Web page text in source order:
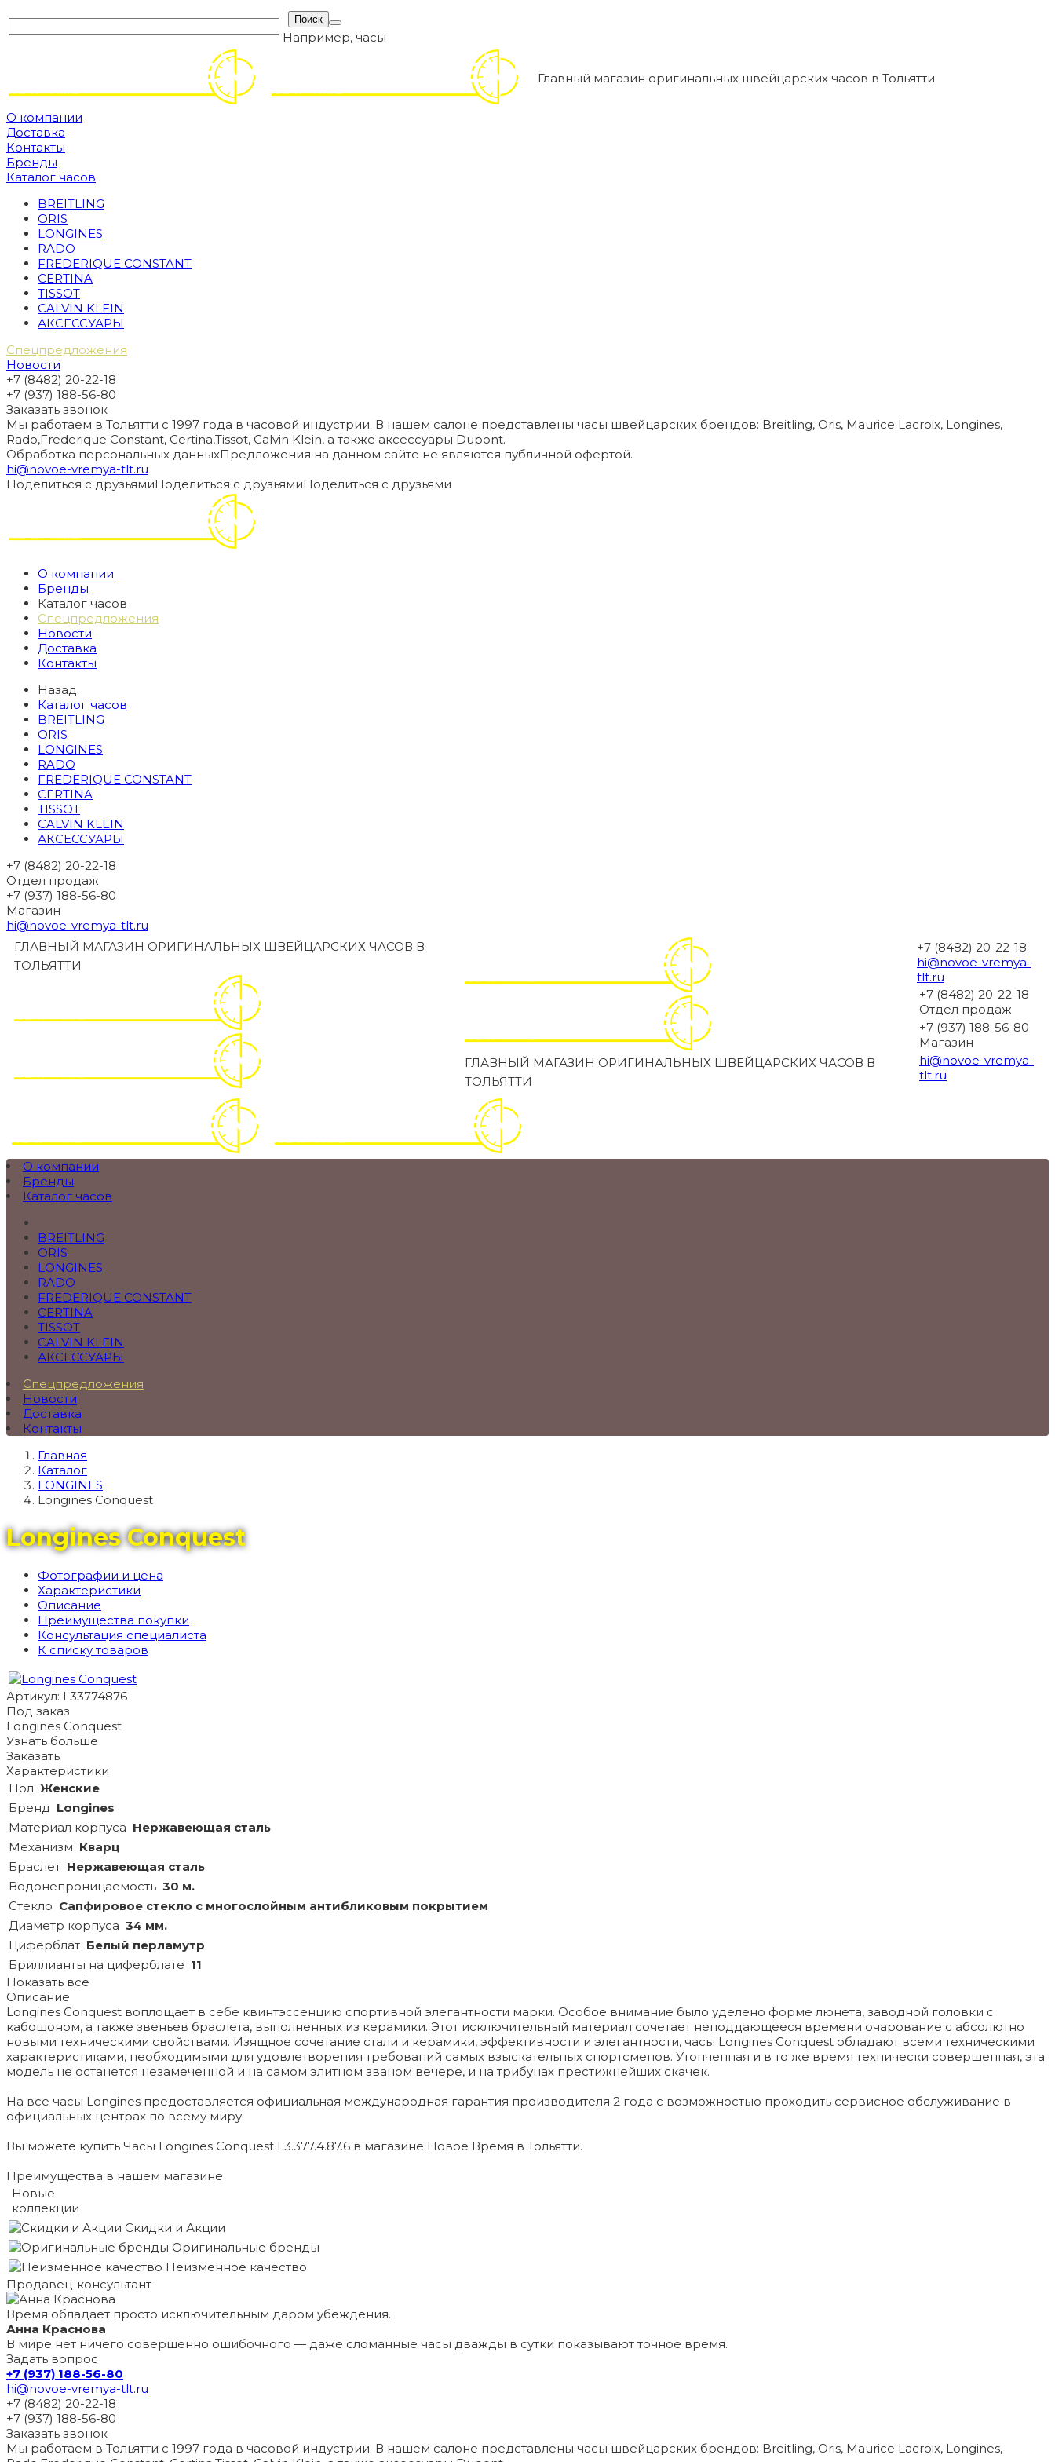
Например, часы
Главный магазин оригинальных швейцарских часов в Тольятти
О компании
Доставка
Контакты
Бренды
Каталог часов
BREITLING
ORIS
LONGINES
RADO
FREDERIQUE CONSTANT
CERTINA
TISSOT
CALVIN KLEIN
АКСЕССУАРЫ
Спецпредложения
Новости
+7 (8482) 20-22-18
+7 (937) 188-56-80
Заказать звонок
Мы работаем в Тольятти с 1997 года в часовой индустрии. В нашем салоне представлены часы швейцарских брендов: Breitling, Oris, Maurice Lacroix, Longines,
Rado,Frederique Constant, Certina,Tissot, Calvin Klein, а также аксессуары Dupont.
Обработка персональных данныхПредложения на данном сайте не являются публичной офертой.
hi@novoe-vremya-tlt.ru
Поделиться с друзьямиПоделиться с друзьямиПоделиться с друзьями
О компании
Бренды
Каталог часов
Спецпредложения
Новости
Доставка
Контакты
Назад
Каталог часов
BREITLING
ORIS
LONGINES
RADO
FREDERIQUE CONSTANT
CERTINA
TISSOT
CALVIN KLEIN
АКСЕССУАРЫ
+7 (8482) 20-22-18
Отдел продаж
+7 (937) 188-56-80
Магазин
hi@novoe-vremya-tlt.ru
ГЛАВНЫЙ МАГАЗИН ОРИГИНАЛЬНЫХ ШВЕЙЦАРСКИХ ЧАСОВ В
ТОЛЬЯТТИ
ГЛАВНЫЙ МАГАЗИН ОРИГИНАЛЬНЫХ ШВЕЙЦАРСКИХ ЧАСОВ В
ТОЛЬЯТТИ
+7 (8482) 20-22-18
hi@novoe-vremya-
tlt.ru
+7 (8482) 20-22-18
Отдел продаж
+7 (937) 188-56-80
Магазин
hi@novoe-vremya-
tlt.ru
О компании
Бренды
Каталог часов
BREITLING
ORIS
LONGINES
RADO
FREDERIQUE CONSTANT
CERTINA
TISSOT
CALVIN KLEIN
АКСЕССУАРЫ
Спецпредложения
Новости
Доставка
Контакты
Главная
Каталог
LONGINES
Longines Conquest
Longines Conquest
Фотографии и цена
Характеристики
Описание
Преимущества покупки
Консультация специалиста
К списку товаров
Артикул: L33774876
Под заказ
Longines Conquest
Узнать больше
Заказать
Характеристики
Пол Женские
Бренд Longines
Материал корпуса Нержавеющая сталь
Механизм Кварц
Браслет Нержавеющая сталь
Водонепроницаемость 30 м.
Стекло Сапфировое стекло с многослойным антибликовым покрытием
Диаметр корпуса 34 мм.
Циферблат Белый перламутр
Бриллианты на циферблате 11
Показать всё
Описание
Longines Conquest воплощает в себе квинтэссенцию спортивной элегантности марки. Особое внимание было уделено форме люнета, заводной головки с
кабошоном, а также звеньев браслета, выполненных из керамики. Этот исключительный материал сочетает неподдающееся времени очарование с абсолютно
новыми техническими свойствами. Изящное сочетание стали и керамики, эффективности и элегантности, часы Longines Conquest обладают всеми техническими
характеристиками, необходимыми для удовлетворения требований самых взыскательных спортсменов. Утонченная и в то же время технически совершенная, эта
модель не останется незамеченной и на самом элитном званом вечере, и на трибунах престижнейших скачек.
На все часы Longines предоставляется официальная международная гарантия производителя 2 года с возможностью проходить сервисное обслуживание в
официальных центрах по всему миру.
Вы можете купить Часы Longines Conquest L3.377.4.87.6 в магазине Новое Время в Тольятти.
Преимущества в нашем магазине
Новые
коллекции
Скидки и Акции
Оригинальные бренды
Неизменное качество
Продавец-консультант
Время обладает просто исключительным даром убеждения.
Анна Краснова
В мире нет ничего совершенно ошибочного — даже сломанные часы дважды в сутки показывают точное время.
Задать вопрос
+7 (937) 188-56-80
hi@novoe-vremya-tlt.ru
+7 (8482) 20-22-18
+7 (937) 188-56-80
Заказать звонок
Мы работаем в Тольятти с 1997 года в часовой индустрии. В нашем салоне представлены часы швейцарских брендов: Breitling, Oris, Maurice Lacroix, Longines,